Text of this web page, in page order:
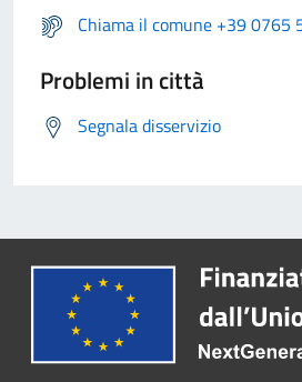
Chiama il comune +39 0765
Problemi in città
Segnala disservizio